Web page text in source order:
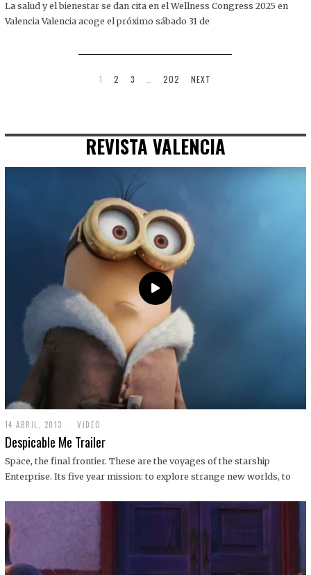
O
,
La salud y el bienestar se dan cita en el Wellness Congress 2025 en
Valencia Valencia acoge el próximo sábado 31 de
1 2 3 202 NEXT
REVISTA VALENCIA
14 ABRIL, 2013
9
D
C
I
1
VIDEO
Despicable Me Trailer
Space, the final frontier. These are the voyages of the starship
Enterprise. Its five year mission: to explore strange new worlds, to